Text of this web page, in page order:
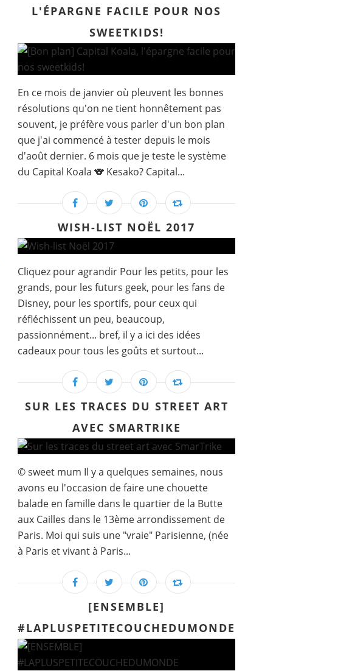
L'ÉPARGNE FACILE POUR NOS
SWEETKIDS!
En ce mois de janvier où pleuvent les bonnes
résolutions qu'on ne tient honnêtement pas
souvent, je préfère vous parler d'un bon plan
que j'ai commencé à tester depuis le mois
d'août dernier. 6 mois que je teste le système
du Capital Koala 🐨 Kesako? Capital...
WISH-LIST NOËL 2017
Cliquez pour agrandir Pour les petits, pour les
grands, pour les futurs geek, pour les fans de
Disney, pour les sportifs, pour ceux qui
réfléchissent un peu, beaucoup,
passionnément... bref, il y a ici des idées
cadeaux pour tous les goûts et surtout...
SUR LES TRACES DU STREET ART
AVEC SMARTRIKE
© sweet mum Il y a quelques semaines, nous
avons eu l'occasion de faire une chouette
balade en famille dans le quartier de la Butte
aux Cailles dans le 13ème arrondissement de
Paris. Moi qui suis une "vraie" Parisienne, (née
à Paris et vivant à Paris...
[ENSEMBLE]
#LAPLUSPETITECOUCHEDUMONDE